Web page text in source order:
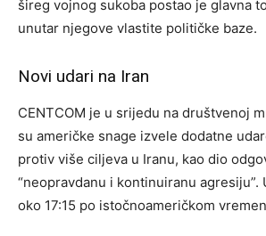
šireg vojnog sukoba postao je glavna
unutar njegove vlastite političke baze.
Novi udari na Iran
CENTCOM je u srijedu na društvenoj
su američke snage izvele dodatne
protiv više ciljeva u Iranu, kao dio
“neopravdanu i kontinuiranu agresiju”.
oko 17:15 po istočnoameričkom